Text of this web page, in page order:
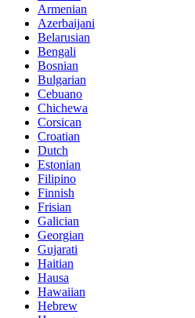
Armenian
Azerbaijani
Belarusian
Bengali
Bosnian
Bulgarian
Cebuano
Chichewa
Corsican
Croatian
Dutch
Estonian
Filipino
Finnish
Frisian
Galician
Georgian
Gujarati
Haitian
Hausa
Hawaiian
Hebrew